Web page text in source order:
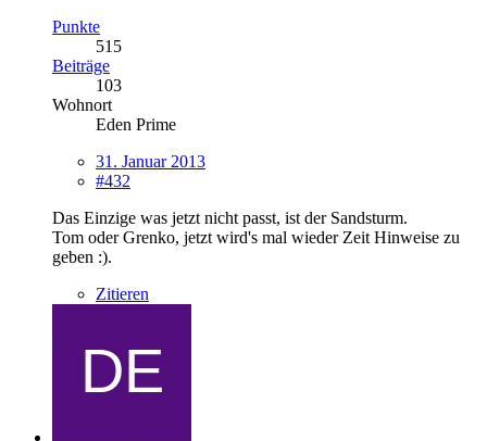
Punkte
515
Beiträge
103
Wohnort
Eden Prime
31. Januar 2013
#432
Das Einzige was jetzt nicht passt, ist der Sandsturm.
Tom oder Grenko, jetzt wird's mal wieder Zeit Hinweise zu
geben :).
Zitieren